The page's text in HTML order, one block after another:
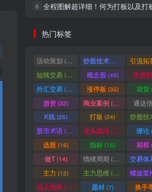
6 全程图解超详细！何为打板以及打板战法
热门标签
活动策划 (49) 炒股技术指标 (48)引流拓
短线交易 (40) 概念股(40) 生意
外汇交易(37) 涨停板 (35) 期货
游资 (32) 商业案例 (30) 通达
K线(25) 打板 (24)
股市术语(21) 龙头战法(20) 缠论
选股(16) 指标(15) 期权
做T(14) 情绪周期 (14) 交易体
主力 (12) 主力思维 (12)
仙人指路(10) 题材(7) 换手
七日阅读量排名
满足你的好奇心
热门文章 最新发布 随机推荐
2 股票打板、上板、封板、翘板、炸板是什么意思？炒股你必须懂